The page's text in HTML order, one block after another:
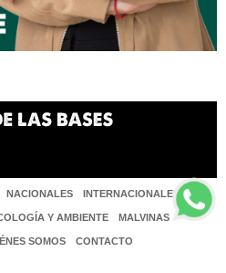
NACIONALES INTERNACIONALES
Y AMBIENTE MALVINAS
SOMOS CONTACTO